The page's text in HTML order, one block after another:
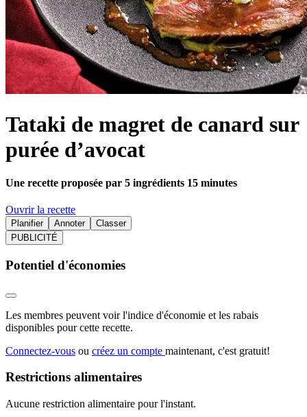
Tataki de magret de canard sur
purée d’avocat
Une recette proposée par 5 ingrédients 15 minutes
Ouvrir la recette
Planifier Annoter
Classer
PUBLICITÉ
Potentiel d'économies
Les membres peuvent voir l'indice d'économie et les rabais
disponibles pour cette recette.
Connectez-vous ou créez un compte maintenant, c'est gratuit!
Restrictions alimentaires
Aucune restriction alimentaire pour l'instant.